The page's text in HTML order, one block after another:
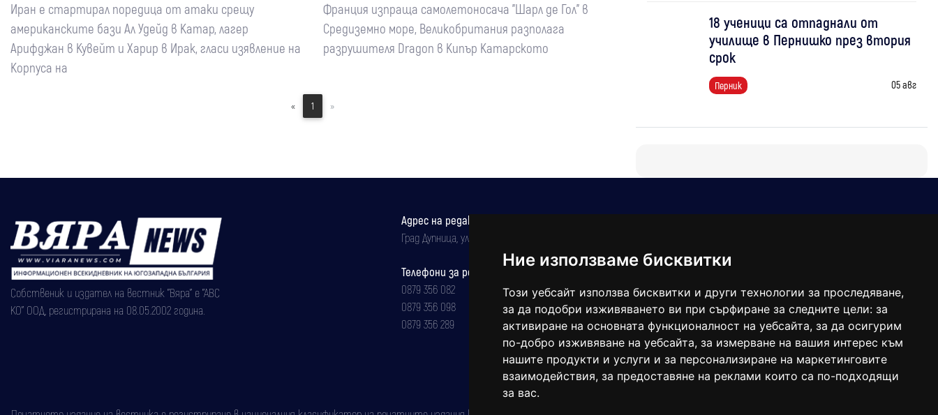
Ние използваме бисквитки
Този уебсайт използва бисквитки и други технологии за проследяване,
за да подобри изживяването ви при сърфиране за следните цели: за
активиране на основната функционалност на уебсайта, за да осигурим
по-добро изживяване на уебсайта, за измерване на вашия интерес към
нашите продукти и услуги и за персонализиране на маркетинговите
взаимодействия, за предоставяне на реклами които са по-подходящи
за вас.
Иран е стартирал поредица от атаки срещу
американските бази Ал Удейд в Катар, лагер
Арифджан в Кувейт и Харир в Ирак, гласи изявление на
Корпуса на
Франция изпраща самолетоносача "Шарл де Гол" в
Средиземно море, Великобритания разполага
разрушителя Dragon в Кипър Катарското
« 1 »
18 ученици са отпаднали от
училище в Пернишко през втория
срок
Перник 05 авг
Собственик и издател на вестник "Вяра" е "АВС
КО" ООД, регистрирана на 08.05.2002 година.
Адрес на редакцията
Град Дупница, ул.''Христо Ботев" 43
Телефони за реклама и абонаменти
0879 356 082
0879 356 098
0879 356 289
balgarkanews@gmail.com